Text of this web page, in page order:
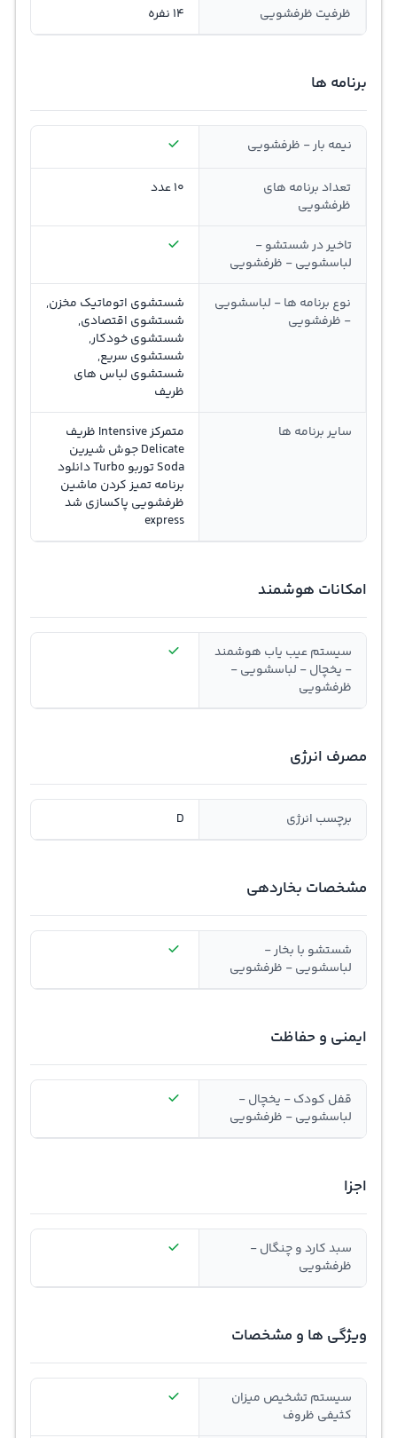
ظرفیت ظرفشویی 14 نفره
برنامه ها
نیمه بار - ظرفشویی
تعداد برنامه های
ظرفشویی
10 عدد
تاخیر در شستشو -
لباسشویی - ظرفشویی
نوع برنامه ها - لباسشویی
- ظرفشویی
شستشوی اتوماتیک مخزن,
شستشوی اقتصادی,
شستشوی خودکار,
شستشوی سریع,
شستشوی لباس های
ظریف
سایر برنامه ها
متمرکز Intensive ظریف
Delicate جوش شیرین
Soda توربو Turbo دانلود
برنامه تمیز کردن ماشین
ظرفشویی پاکسازی شد
express
امکانات هوشمند
سیستم عیب یاب هوشمند
- یخچال - لباسشویی -
ظرفشویی
مصرف انرژی
برچسب انرژی D
مشخصات بخاردهی
شستشو با بخار -
لباسشویی - ظرفشویی
ایمنی و حفاظت
قفل کودک - یخچال -
لباسشویی - ظرفشویی
اجزا
سبد کارد و چنگال -
ظرفشویی
ویژگی ها و مشخصات
سیستم تشخیص میزان
کثیفی ظروف